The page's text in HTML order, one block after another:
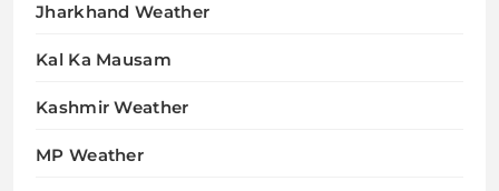
Jharkhand Weather
Kal Ka Mausam
Kashmir Weather
MP Weather